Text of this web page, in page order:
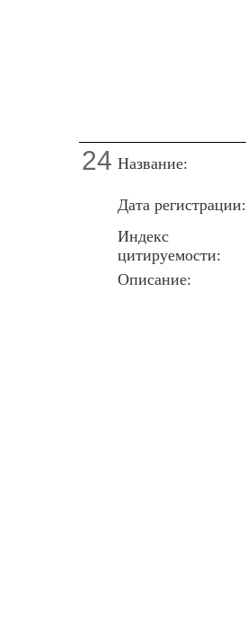
24 Название:
Дата регистрации:
Индекс
цитируемости:
Описание: